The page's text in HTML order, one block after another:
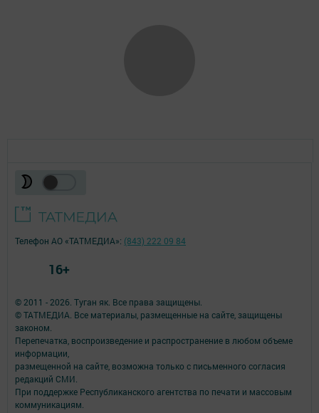
© 2011 - 2026. Туган як. Все права защищены.
© ТАТМЕДИА. Все материалы, размещенные на сайте, защищены
законом.
Перепечатка, воспроизведение и распространение в любом объеме
информации,
размещенной на сайте, возможна только с письменного согласия
редакций СМИ.
При поддержке Республиканского агентства по печати и массовым
коммуникациям.
Телефон АО «ТАТМЕДИА»: (843) 222 09 84
16+